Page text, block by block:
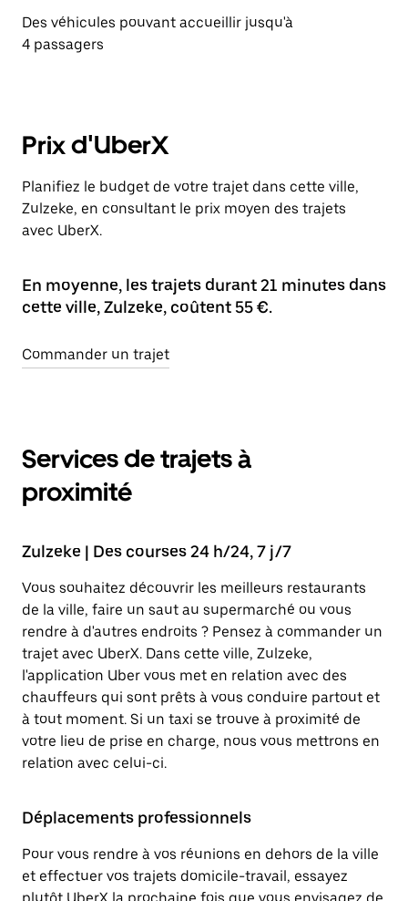
Des véhicules pouvant accueillir jusqu'à
4 passagers
Prix d'UberX
Planifiez le budget de votre trajet dans cette ville,
Zulzeke, en consultant le prix moyen des trajets
avec UberX.
En moyenne, les trajets durant 21 minutes dans
cette ville, Zulzeke, coûtent 55 €.
Commander un trajet
Services de trajets à
proximité
Zulzeke | Des courses 24 h/24, 7 j/7
Vous souhaitez découvrir les meilleurs restaurants
de la ville, faire un saut au supermarché ou vous
rendre à d'autres endroits ? Pensez à commander un
trajet avec UberX. Dans cette ville, Zulzeke,
l'application Uber vous met en relation avec des
chauffeurs qui sont prêts à vous conduire partout et
à tout moment. Si un taxi se trouve à proximité de
votre lieu de prise en charge, nous vous mettrons en
relation avec celui-ci.
Déplacements professionnels
Pour vous rendre à vos réunions en dehors de la ville
et effectuer vos trajets domicile-travail, essayez